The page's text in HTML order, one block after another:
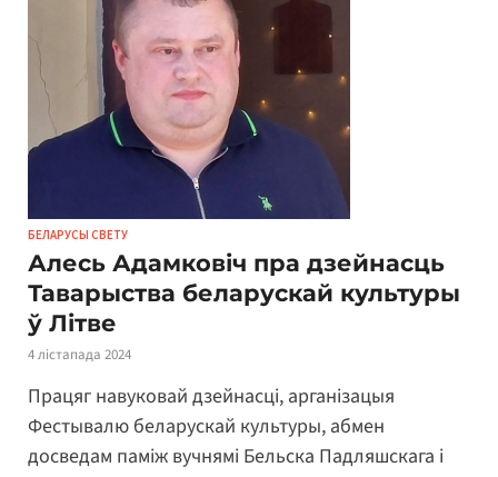
БЕЛАРУСЫ СВЕТУ
Алесь Адамковіч пра дзейнасць
Таварыства беларускай культуры
ў Літве
4 лістапада 2024
Працяг навуковай дзейнасці, арганізацыя
Фестывалю беларускай культуры, абмен
досведам паміж вучнямі Бельска Падляшскага і